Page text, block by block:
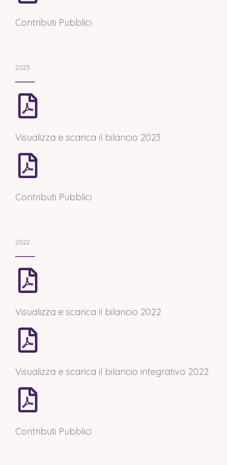
Contributi Pubblici
2023
Visualizza e scarica il bilancio 2023
Contributi Pubblici
2022
Visualizza e scarica il bilancio 2022
Visualizza e scarica il bilancio integrativo 2022
Contributi Pubblici